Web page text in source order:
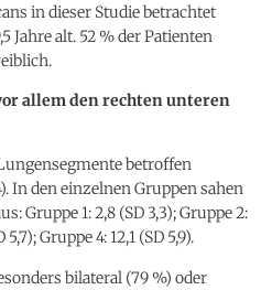
in dieser Studie betrachtet
Jahre alt. 52 % der Patienten
allem den rechten unteren
betroffen
In den einzelnen Gruppen sahen
Gruppe 1: 2,8 (SD 3,3); Gruppe 2:
5,7); Gruppe 4: 12,1 (SD 5,9).
bilateral (79 %) oder